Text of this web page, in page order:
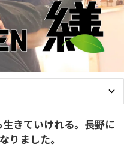
生きていけれる。長野に
りました。